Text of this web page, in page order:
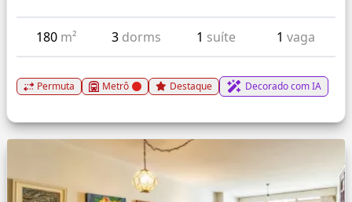
180 m² 3 dorms 1 suíte 1 vaga
Permuta Metrô Destaque Decorado com IA